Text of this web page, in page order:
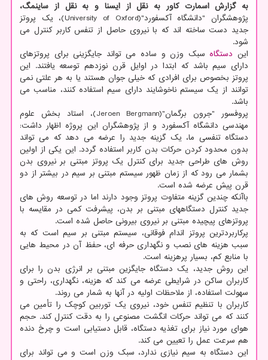
به گزارش اسمارت کاور به نقل از ایسنا و به نقل از ساینمگ،
پژوهشگران "دانشگاه آکسفورد"(University of Oxford)، یک پروتز
جدید دست ساخته اند که با نیروی حاصل از تنفس کاربر کنترل می
شود.
این دستگاه سبک وزن و ساده می تواند جایگزینی برای پروتزهای
دارای سیم باشد که ابتدا در اوایل قرن نوزدهم توسعه یافتند. این
پروتز بخصوص برای افرادی که خیلی جوان هستند یا به هر علتی نمی
توانند از یک سیستم ناخوشایند دارای سیم استفاده کنند، مناسب می
باشد.
پروفسور "جرون برگمان"(Jeroen Bergmann)، استاد بخش علوم
مهندسی دانشگاه آکسفورد و از پژوهشگران این پروژه اظهار داشت:
دستگاه تنفسی ما، یک گزینه جدید را عرضه می دهد که می تواند
بدون محدود کردن حرکات بدن کاربر استفاده گردد. این یکی از اولین
روش های طراحی جدید برای کنترل یک پروتز مبتنی بر نیروی بدن
بشمار می رود که از زمان ظهور سیستم مبتنی بر سیم در بیشتر از دو
قرن پیش عرضه شده است.
باآنکه چندین گزینه متفاوت پروتز وجود دارند اما در توسعه روش های
جدید کنترل دستگاههای مبتنی بر بدن، پیشرفت کمی در مقایسه با
پروتزهای پیچیده مبتنی بر نیروی بیرونی حاصل شده است.
پرکاربردترین پروتز اندام فوقانی، سیستم مبتنی بر سیم است که به
سبب هزینه های نصب و نگهداری حرفه ای، حفظ آن در محیط هایی
با منابع کم، بسیار پرهزینه است.
این روش جدید، یک دستگاه جایگزین مبتنی بر انرژی بدن را برای
کاربران ساکن در شرایطی عرضه می کند که هزینه، نگهداری، راحتی و
سهولت استفاده، از ملاحظات اولیه در آنها به شمار می روند.
کاربران با تنظیم تنفس خود، نیروی یک توربین کوچک را تأمین می
کنند که می تواند حرکات انگشت مصنوعی را به دقت کنترل کند. حجم
هوای مورد نیاز برای تغذیه دستگاه، قابل دستیابی است و چرخ دنده
هم سرعت عمل را تعیین می کند.
این دستگاه به سیم نیازی ندارد، سبک وزن است و می تواند برای